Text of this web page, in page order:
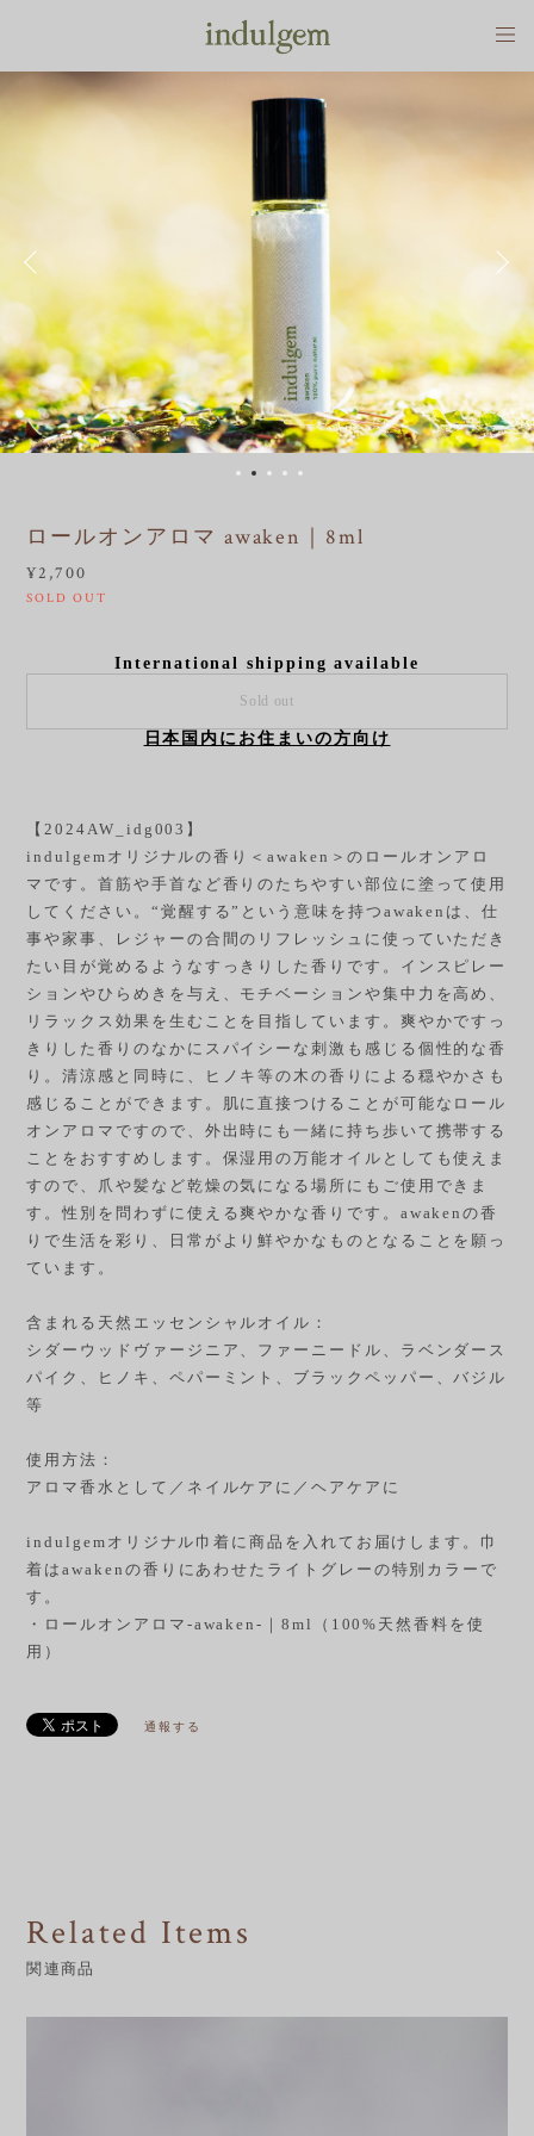
ロールオンアロマ awaken｜8ml
¥2,700
SOLD OUT
International shipping available
Sold out
日本国内にお住まいの方向け
【2024AW_idg003】
indulgemオリジナルの香り＜awaken＞のロールオンアロ
マです。首筋や手首など香りのたちやすい部位に塗って使用
してください。“覚醒する”という意味を持つawakenは、仕
事や家事、レジャーの合間のリフレッシュに使っていただき
たい目が覚めるようなすっきりした香りです。インスピレー
ションやひらめきを与え、モチベーションや集中力を高め、
リラックス効果を生むことを目指しています。爽やかですっ
きりした香りのなかにスパイシーな刺激も感じる個性的な香
り。清涼感と同時に、ヒノキ等の木の香りによる穏やかさも
感じることができます。肌に直接つけることが可能なロール
オンアロマですので、外出時にも一緒に持ち歩いて携帯する
ことをおすすめします。保湿用の万能オイルとしても使えま
すので、爪や髪など乾燥の気になる場所にもご使用できま
す。性別を問わずに使える爽やかな香りです。awakenの香
りで生活を彩り、日常がより鮮やかなものとなることを願っ
ています。
含まれる天然エッセンシャルオイル：
シダーウッドヴァージニア、ファーニードル、ラベンダース
パイク、ヒノキ、ペパーミント、ブラックペッパー、バジル
等
使用方法：
アロマ香水として／ネイルケアに／ヘアケアに
indulgemオリジナル巾着に商品を入れてお届けします。巾
着はawakenの香りにあわせたライトグレーの特別カラーで
す。
・ロールオンアロマ-awaken-｜8ml（100%天然香料を使
用）
通報する
Related Items
関連商品